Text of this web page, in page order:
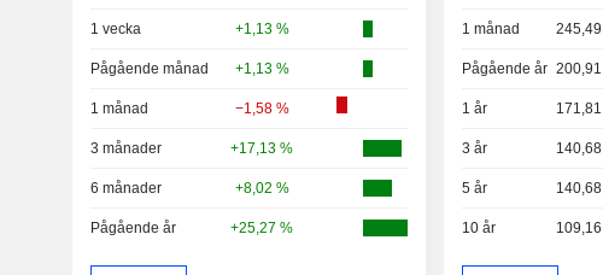
1 vecka +1,13 %
Pågående månad +1,13 %
1 månad −1,58 %
3 månader +17,13 %
6 månader +8,02 %
Pågående år +25,27 %
1 månad 245,49
Pågående år 200,91
1 år 171,81
3 år 140,68
5 år 140,68
10 år 109,16